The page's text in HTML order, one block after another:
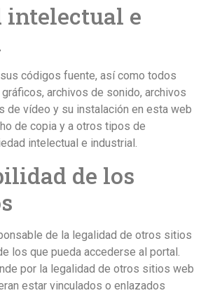
intelectual e
códigos fuente, así como todos
archivos de sonido, archivos
de vídeo y su instalación en esta web
de copia y a otros tipos de
intelectual e industrial.
de los
de la legalidad de otros sitios
los que pueda accederse al portal.
por la legalidad de otros sitios web
estar vinculados o enlazados